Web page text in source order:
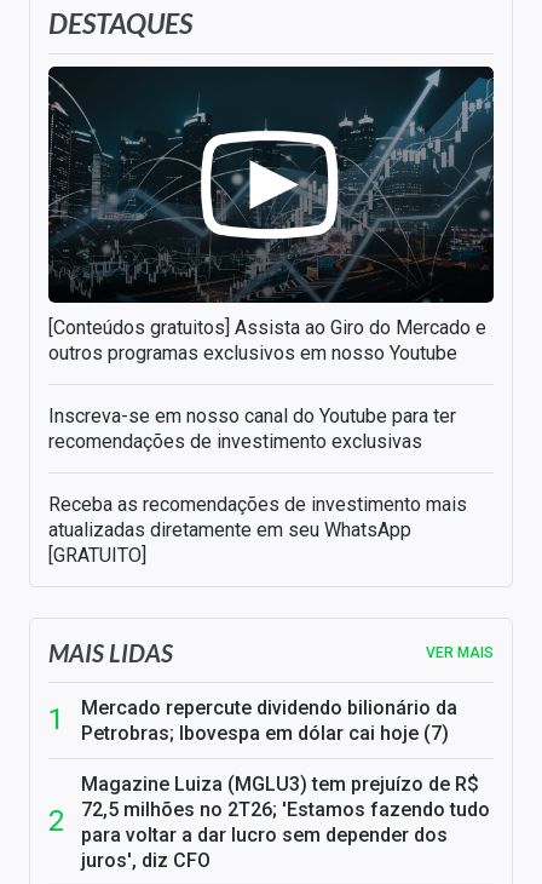
DESTAQUES
[Conteúdos gratuitos] Assista ao Giro do Mercado e
outros programas exclusivos em nosso Youtube
Inscreva-se em nosso canal do Youtube para ter
recomendações de investimento exclusivas
Receba as recomendações de investimento mais
atualizadas diretamente em seu WhatsApp
[GRATUITO]
MAIS LIDAS VER MAIS
Mercado repercute dividendo bilionário da
Petrobras; Ibovespa em dólar cai hoje (7)
Magazine Luiza (MGLU3) tem prejuízo de R$
72,5 milhões no 2T26; 'Estamos fazendo tudo
para voltar a dar lucro sem depender dos
juros', diz CFO